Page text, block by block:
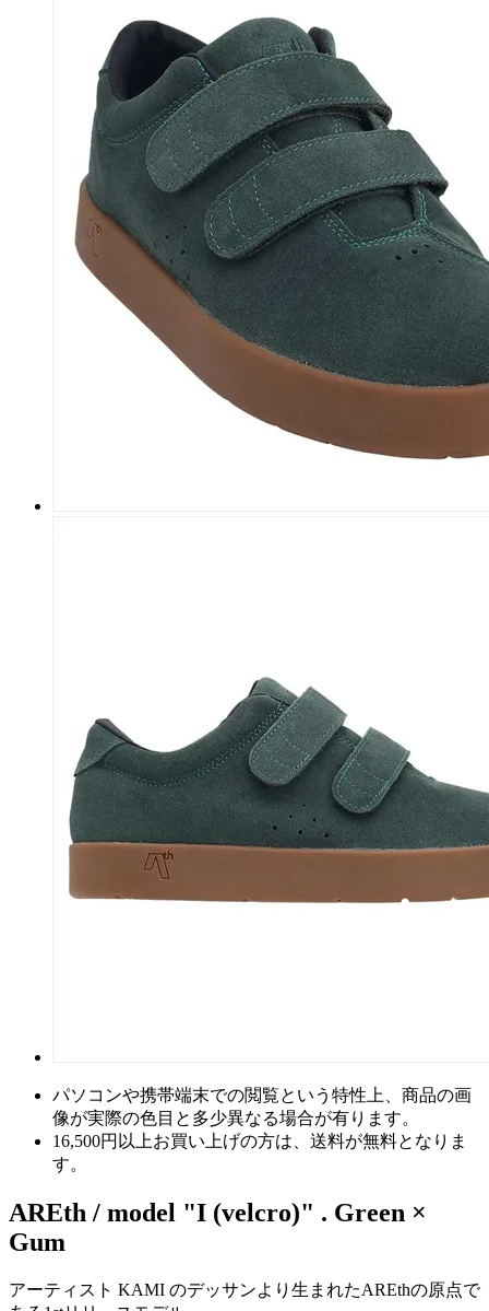
パソコンや携帯端末での閲覧という特性上、商品の画
像が実際の色目と多少異なる場合が有ります。
16,500円以上お買い上げの方は、 送料が無料となりま
す。
AREth / model "I (velcro)" . Green ×
Gum
アーティスト KAMI のデッサンより生まれたAREthの原点で